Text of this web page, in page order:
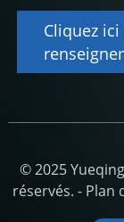
Cliquez
© 2025
réservés. - Plan